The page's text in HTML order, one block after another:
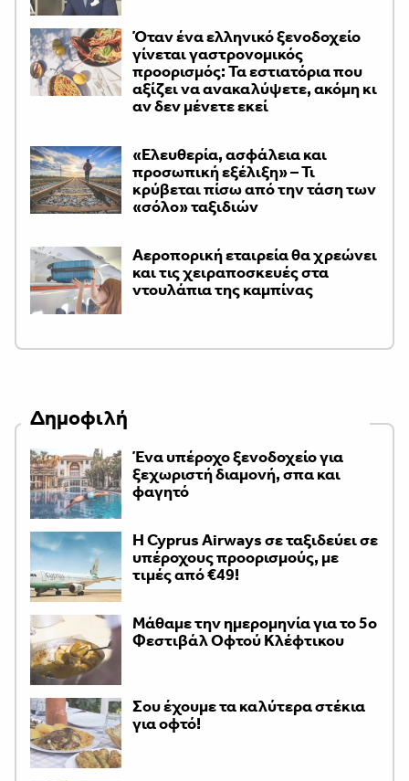
Όταν ένα ελληνικό ξενοδοχείο
γίνεται γαστρονομικός
προορισμός: Τα εστιατόρια που
αξίζει να ανακαλύψετε, ακόμη κι
αν δεν μένετε εκεί
«Ελευθερία, ασφάλεια και
προσωπική εξέλιξη» – Τι
κρύβεται πίσω από την τάση των
«σόλο» ταξιδιών
Αεροπορική εταιρεία θα χρεώνει
και τις χειραποσκευές στα
ντουλάπια της καμπίνας
Δημοφιλή
Ένα υπέροχο ξενοδοχείο για
ξεχωριστή διαμονή, σπα και
φαγητό
H Cyprus Airways σε ταξιδεύει σε
υπέροχους προορισμούς, με
τιμές από €49!
Μάθαμε την ημερομηνία για το 5ο
Φεστιβάλ Οφτού Κλέφτικου
Σου έχουμε τα καλύτερα στέκια
για οφτό!